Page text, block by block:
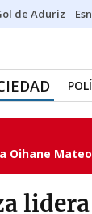
de Aduriz
Oihane